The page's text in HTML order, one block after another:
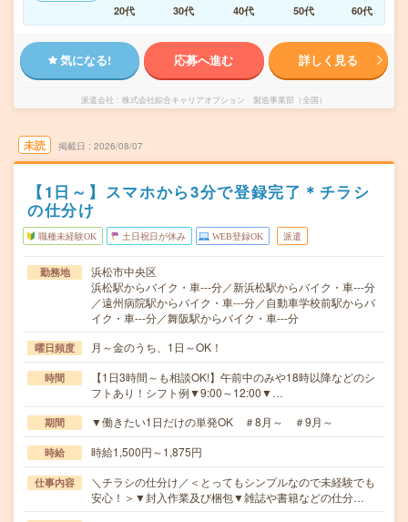
20代
30代 40代 50代 60代
気になる! 応募へ進む 詳しく見る
派遣会社 株式会社綜合キャリアオプション 製造事業部（全国）
未読 掲載日 2026/08/07
【1日～】スマホから3分で登録完了＊チラシ
の仕分け
職種未経験OK 土日祝日が休み WEB登録OK 派遣
勤務地
浜松市中央区
浜松駅からバイク・車---分／新浜松駅からバイク・車---分
／遠州病院駅からバイク・車---分／自動車学校前駅からバ
イク・車---分／舞阪駅からバイク・車---分
曜日頻度 月～金のうち、1日～OK！
時間
【1日3時間～も相談OK!】午前中のみや18時以降などのシ
フトあり！シフト例▼9:00～12:00▼…
期間 ▼働きたい1日だけの単発OK ＃8月～ ＃9月～
時給 時給1,500円～1,875円
仕事内容
＼チラシの仕分け／＜とってもシンプルなので未経験でも
安心！＞▼封入作業及び梱包▼雑誌や書籍などの仕分…